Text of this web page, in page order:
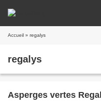
Accueil » regalys
regalys
Asperges vertes